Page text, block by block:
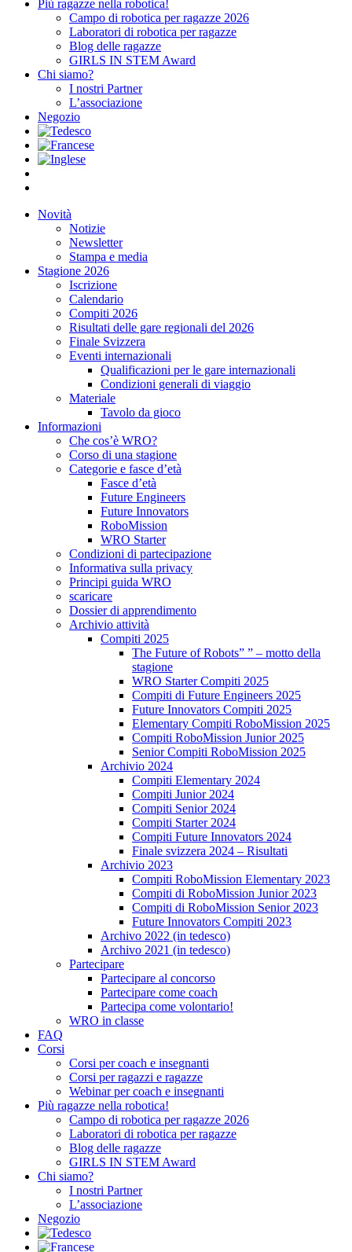
Più ragazze nella robotica!
Campo di robotica per ragazze 2026
Laboratori di robotica per ragazze
Blog delle ragazze
GIRLS IN STEM Award
Chi siamo?
I nostri Partner
L’associazione
Negozio
Novità
Notizie
Newsletter
Stampa e media
Stagione 2026
Iscrizione
Calendario
Compiti 2026
Risultati delle gare regionali del 2026
Finale Svizzera
Eventi internazionali
Qualificazioni per le gare internazionali
Condizioni generali di viaggio
Materiale
Tavolo da gioco
Informazioni
Che cos’è WRO?
Corso di una stagione
Categorie e fasce d’età
Fasce d’età
Future Engineers
Future Innovators
RoboMission
WRO Starter
Condizioni di partecipazione
Informativa sulla privacy
Principi guida WRO
scaricare
Dossier di apprendimento
Archivio attività
Compiti 2025
The Future of Robots” ” – motto della
stagione
WRO Starter Compiti 2025
Compiti di Future Engineers 2025
Future Innovators Compiti 2025
Elementary Compiti RoboMission 2025
Compiti RoboMission Junior 2025
Senior Compiti RoboMission 2025
Archivio 2024
Compiti Elementary 2024
Compiti Junior 2024
Compiti Senior 2024
Compiti Starter 2024
Compiti Future Innovators 2024
Finale svizzera 2024 – Risultati
Archivio 2023
Compiti RoboMission Elementary 2023
Compiti di RoboMission Junior 2023
Compiti di RoboMission Senior 2023
Future Innovators Compiti 2023
Archivo 2022 (in tedesco)
Archivo 2021 (in tedesco)
Partecipare
Partecipare al concorso
Partecipare come coach
Partecipa come volontario!
WRO in classe
FAQ
Corsi
Corsi per coach e insegnanti
Corsi per ragazzi e ragazze
Webinar per coach e insegnanti
Più ragazze nella robotica!
Campo di robotica per ragazze 2026
Laboratori di robotica per ragazze
Blog delle ragazze
GIRLS IN STEM Award
Chi siamo?
I nostri Partner
L’associazione
Negozio